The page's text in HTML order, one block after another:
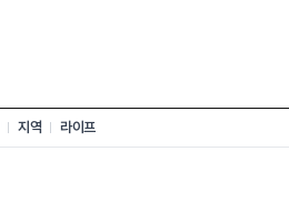
지역 라이프